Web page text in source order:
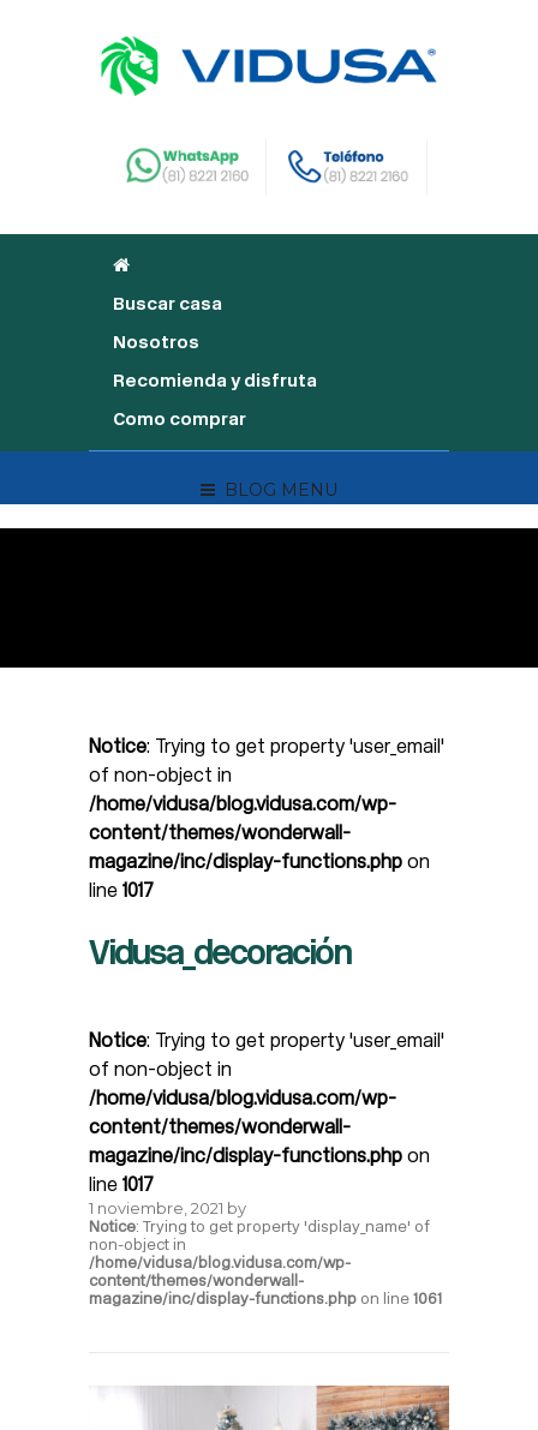
Buscar casa
Nosotros
Recomienda y disfruta
Como comprar
BLOG MENU
Notice: Trying to get property 'user_email'
of non-object in
/home/vidusa/blog.vidusa.com/wp-
content/themes/wonderwall-
magazine/inc/display-functions.php on
line 1017
Vidusa_decoración
Notice: Trying to get property 'user_email'
of non-object in
/home/vidusa/blog.vidusa.com/wp-
content/themes/wonderwall-
magazine/inc/display-functions.php on
line 1017
1 noviembre, 2021 by
Notice: Trying to get property 'display_name' of
non-object in
/home/vidusa/blog.vidusa.com/wp-
content/themes/wonderwall-
magazine/inc/display-functions.php on line 1061